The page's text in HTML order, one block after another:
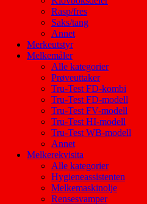
Rasp/fres
Saks/tang
Annet
Merkeutstyr
Melkemåler
Alle kategorier
Prøveuttaker
Tru-Test FD-kombi
Tru-Test FD-modell
Tru-Test FV-modell
Tru-Test HI-modell
Tru-Test WB-modell
Annet
Melkerekvisita
Alle kategorier
Hygieneassistenten
Melkemaskinolje
Rensesvamper